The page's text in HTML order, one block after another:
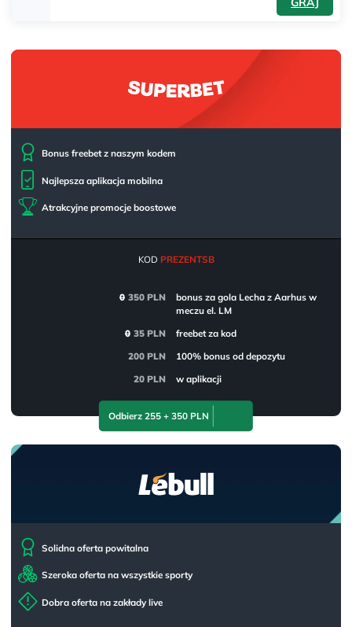
Bonus freebet z naszym kodem
Najlepsza aplikacja mobilna
Atrakcyjne promocje boostowe
KOD PREZENTSB
0 350 PLN
bonus za gola Lecha z Aarhus w
meczu el. LM
0 35 PLN
freebet za kod
200 PLN
100% bonus od depozytu
20 PLN
w aplikacji
Odbierz 255 + 350 PLN
Solidna oferta powitalna
Szeroka oferta na wszystkie sporty
Dobra oferta na zakłady live